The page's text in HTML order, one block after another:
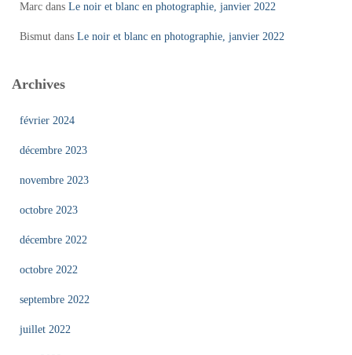
Marc dans Le noir et blanc en photographie, janvier 2022
Bismut dans Le noir et blanc en photographie, janvier 2022
Archives
février 2024
décembre 2023
novembre 2023
octobre 2023
décembre 2022
octobre 2022
septembre 2022
juillet 2022